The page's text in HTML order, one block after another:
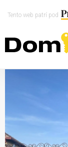
Tento web patrí pod